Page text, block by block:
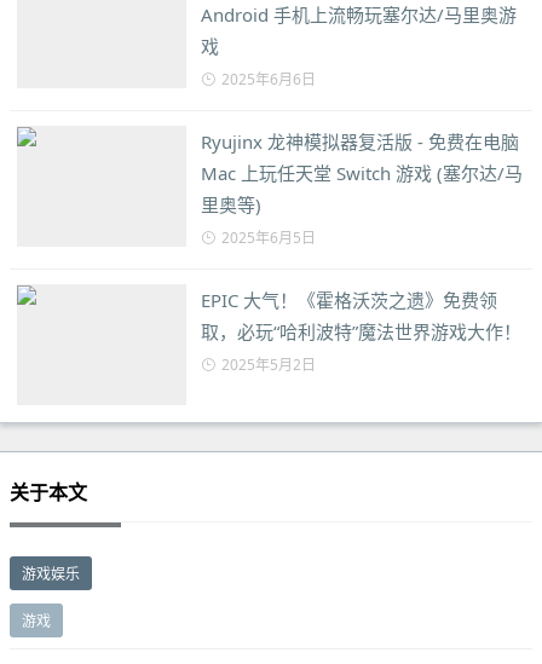
Android 手机上流畅玩塞尔达/马里奥游
戏
2025年6月6日
Ryujinx 龙神模拟器复活版 - 免费在电脑
Mac 上玩任天堂 Switch 游戏 (塞尔达/马
里奥等)
2025年6月5日
EPIC 大气！《霍格沃茨之遗》免费领
取，必玩“哈利波特”魔法世界游戏大作！
2025年5月2日
关于本文
游戏娱乐
游戏